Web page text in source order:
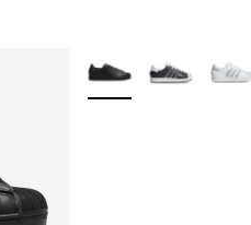
Weitere Farben